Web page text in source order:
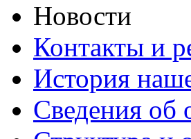
Новости
Контакты и
История
Сведения об